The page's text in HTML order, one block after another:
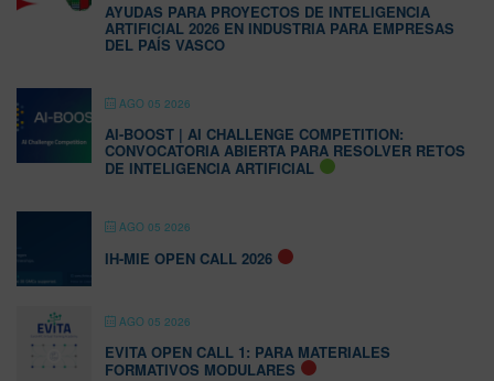
AYUDAS PARA PROYECTOS DE INTELIGENCIA
ARTIFICIAL 2026 EN INDUSTRIA PARA EMPRESAS
DEL PAÍS VASCO
AGO 05 2026
AI-BOOST | AI CHALLENGE COMPETITION:
CONVOCATORIA ABIERTA PARA RESOLVER RETOS
DE INTELIGENCIA ARTIFICIAL
AGO 05 2026
IH-MIE OPEN CALL 2026
AGO 05 2026
EVITA OPEN CALL 1: PARA MATERIALES
FORMATIVOS MODULARES